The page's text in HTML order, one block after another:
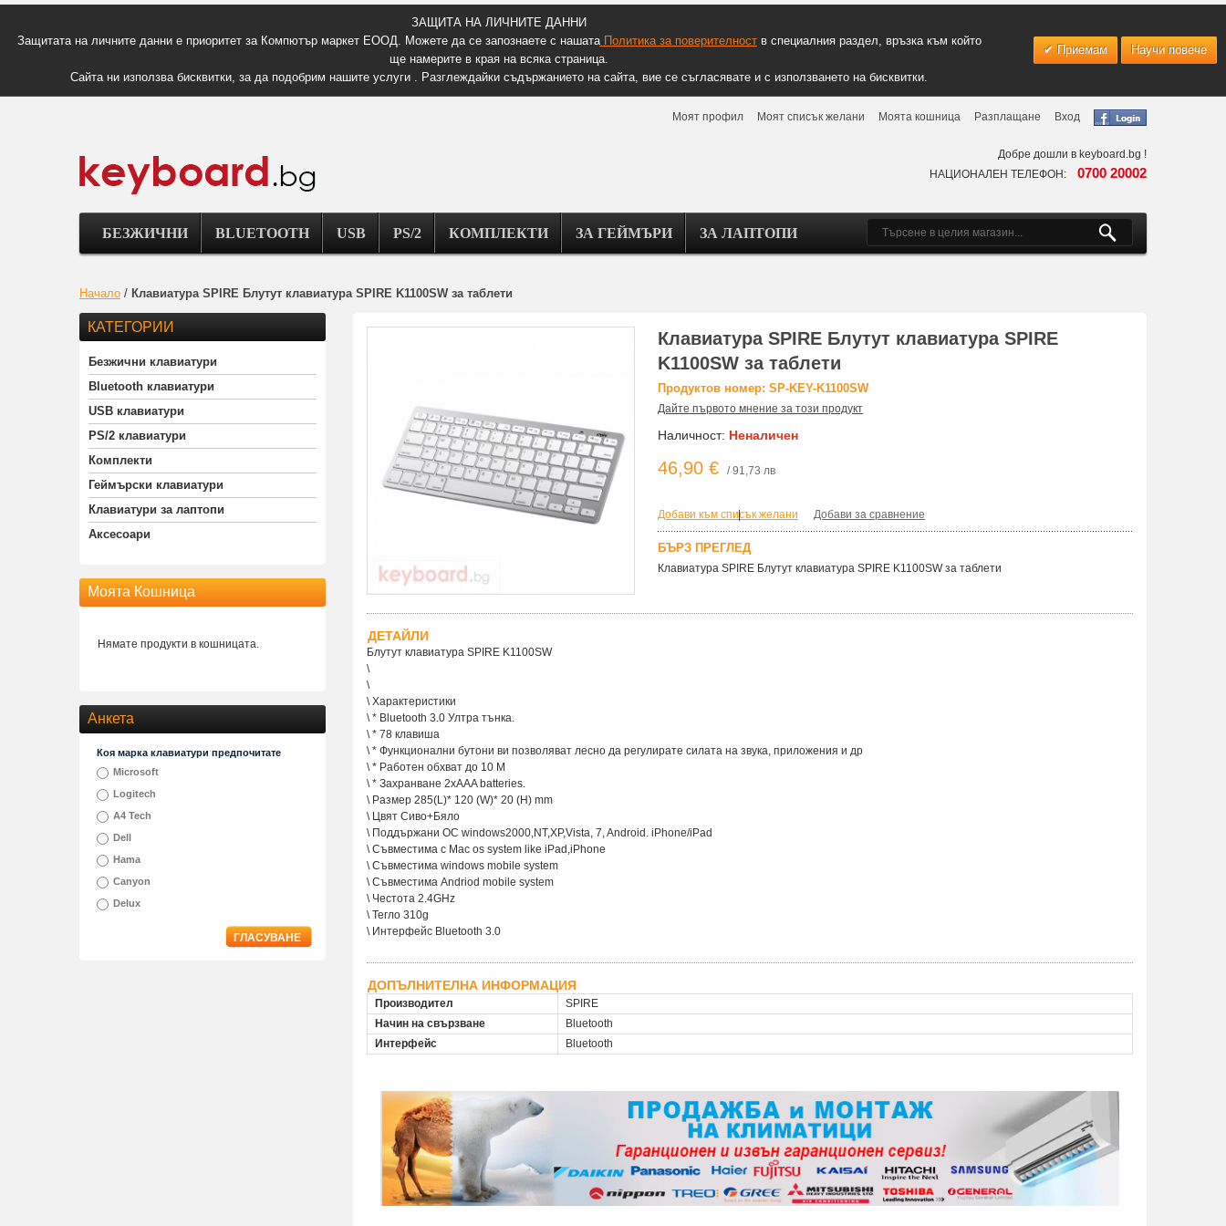
ЗАЩИТА НА ЛИЧНИТЕ ДАННИ
Защитата на личните данни е приоритет за Компютър маркет ЕООД. Можете да се запознаете с нашатаПолитика за поверителноств специалния раздел, връзка към който
ще намерите в края на всяка страница.
Сайта ни използва бисквитки, за да подобрим нашите услуги . Разглеждайки съдържанието на сайта, вие се съгласявате и с използването на бисквитки.
Приемам Научи повече
Моят профил Моят списък желани Моята кошница Разплащане Вход
Добре дошли в keyboard.bg !
НАЦИОНАЛЕН ТЕЛЕФОН: 0700 20002
БЕЗЖИЧНИ BLUETOOTH USB PS/2 КОМПЛЕКТИ ЗА ГЕЙМЪРИ ЗА ЛАПТОПИ
Начало / Клавиатура SPIRE Блутут клавиатура SPIRE K1100SW за таблети
Клавиатура SPIRE Блутут клавиатура SPIRE
K1100SW за таблети
Продуктов номер: SP-KEY-K1100SW
Дайте първото мнение за този продукт
Наличност: Неналичен
46,90 € / 91,73 лв
Добави към списък желани
| Добави за сравнение
БЪРЗ ПРЕГЛЕД
Клавиатура SPIRE Блутут клавиатура SPIRE K1100SW за таблети
ДЕТАЙЛИ
Блутут клавиатура SPIRE K1100SW
\
\
\ Характеристики
\ * Bluetooth 3.0 Ултра тънка.
\ * 78 клавиша
\ * Функционални бутони ви позволяват лесно да регулирате силата на звука, приложения и др
\ * Работен обхват до 10 М
\ * Захранване 2xAAA batteries.
\ Размер 285(L)* 120 (W)* 20 (H) mm
\ Цвят Сиво+Бяло
\ Поддържани ОС windows2000,NT,XP,Vista, 7, Android. iPhone/iPad
\ Съвместима с Mac os system like iPad,iPhone
\ Съвместима windows mobile system
\ Съвместима Andriod mobile system
\ Честота 2.4GHz
\ Тегло 310g
\ Интерфейс Bluetooth 3.0
ДОПЪЛНИТЕЛНА ИНФОРМАЦИЯ
Производител
SPIRE
Начин на свързване
Bluetooth
Интерфейс
Bluetooth
КАТЕГОРИИ
Безжични клавиатури
Bluetooth клавиатури
USB клавиатури
PS/2 клавиатури
Комплекти
Геймърски клавиатури
Клавиатури за лаптопи
Аксесоари
Моята Кошница
Нямате продукти в кошницата.
Анкета
Коя марка клавиатури предпочитате
Microsoft
Logitech
A4 Tech
Dell
Hama
Canyon
Delux
ГЛАСУВАНЕ